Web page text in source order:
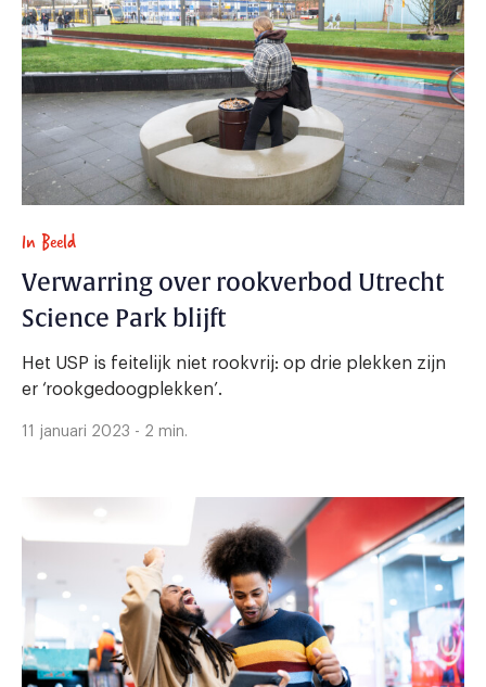
In Beeld
Verwarring over rookverbod Utrecht
Science Park blijft
Het USP is feitelijk niet rookvrij: op drie plekken zijn
er ‘rookgedoogplekken’.
11 januari 2023 - 2 min.